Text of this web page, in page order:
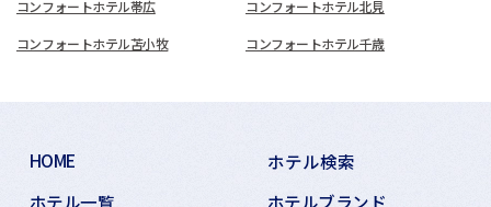
コンフォートホテル帯広 コンフォートホテル北見
コンフォートホテル苫小牧 コンフォートホテル千歳
HOME
ホテル検索
ホテル一覧
ホテルブランド